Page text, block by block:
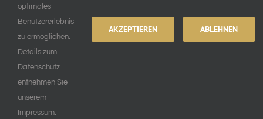
optimales
Benutzererlebnis
zu ermöglichen.
Details zum
Datenschutz
entnehmen Sie
unserem
Impressum.
AKZEPTIEREN ABLEHNEN